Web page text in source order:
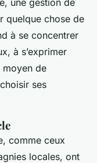
quelque chose de
à se concentrer
à s’exprimer
moyen de
ses
comme ceux
locales, ont